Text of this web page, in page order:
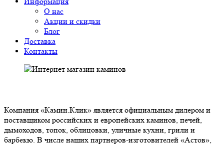
О нас
Акции и скидки
Блог
Доставка
Контакты
Компания «Камин.Клик» является официальным дилером и
поставщиком российских и европейских каминов, печей,
дымоходов, топок, облицовки, уличные кухни, грили и
барбекю. В числе наших партнеров-изготовителей «Астов»,